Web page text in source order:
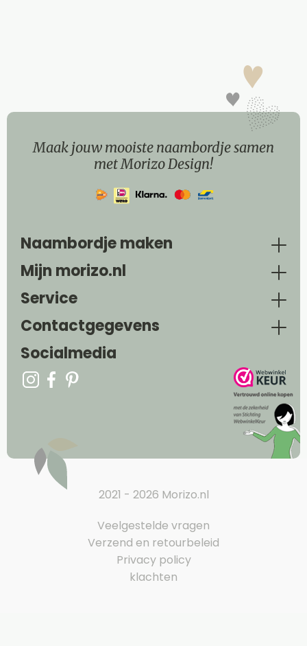
Maak jouw mooiste naambordje samen
met Morizo Design!
Naambordje maken
Mijn morizo.nl
Service
Contactgegevens
Socialmedia
2021 - 2026 Morizo.nl
Veelgestelde vragen
Verzend en retourbeleid
Privacy policy
klachten